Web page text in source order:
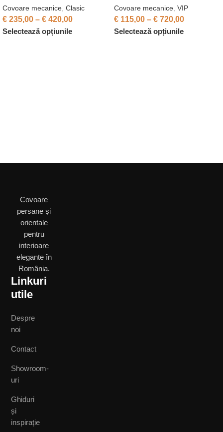
Covoare mecanice Clasic
€ 235,00 – € 420,00
Selectează opțiunile
Covoare mecanice VIP
€ 115,00 – € 720,00
Selectează opțiunile
Covoare
persane și
orientale
pentru
interioare
elegante în
România.
Linkuri
utile
Despre
noi
Contact
Showroom-
uri
Ghiduri
și
inspirație